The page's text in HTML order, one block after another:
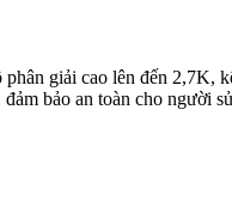
giải cao lên đến 2,7K,
bảo an toàn cho người